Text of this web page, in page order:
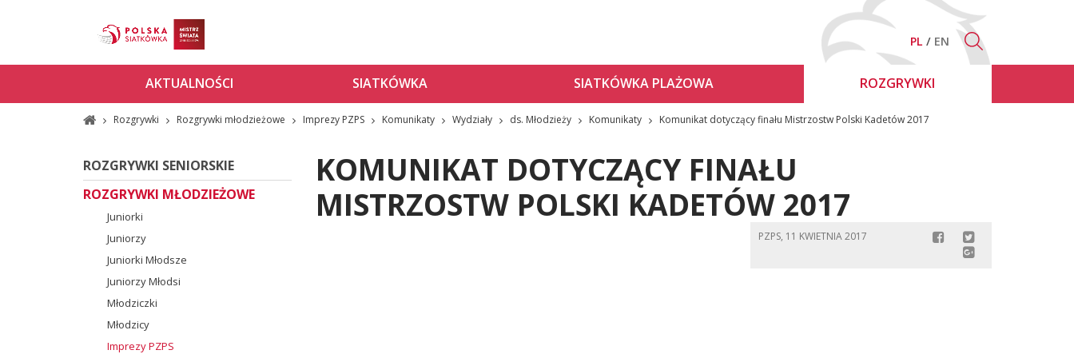
PL EN
AKTUALNOŚCI SIATKÓWKA SIATKÓWKA PLAŻOWA ROZGRYWKI
Rozgrywki Rozgrywki młodzieżowe Imprezy PZPS Komunikaty Wydziały ds. Młodzieży Komunikaty Komunikat dotyczący finału Mistrzostw Polski Kadetów 2017
ROZGRYWKI SENIORSKIE
ROZGRYWKI MŁODZIEŻOWE
Juniorki
Juniorzy
Juniorki Młodsze
Juniorzy Młodsi
Młodziczki
Młodzicy
Imprezy PZPS
KOMUNIKAT DOTYCZĄCY FINAŁU
MISTRZOSTW POLSKI KADETÓW 2017
PZPS, 11 KWIETNIA 2017